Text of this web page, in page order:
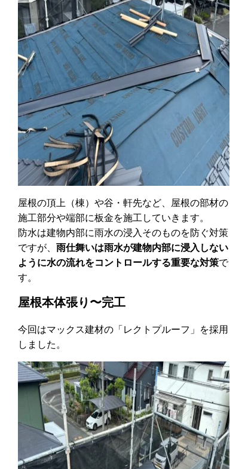
屋根の頂上（棟）や谷・軒先など、屋根の部材の
施工部分や端部に板金を施工していきます。
防水は建物内部に雨水の浸入そのものを防ぐ対策
ですが、 雨仕舞いは雨水が建物内部に浸入しない
ように水の流れをコントロールする重要な対策で
す。
屋根本体張り〜完工
今回はマックス建材の「レクトプルーフ」を採用
しました。